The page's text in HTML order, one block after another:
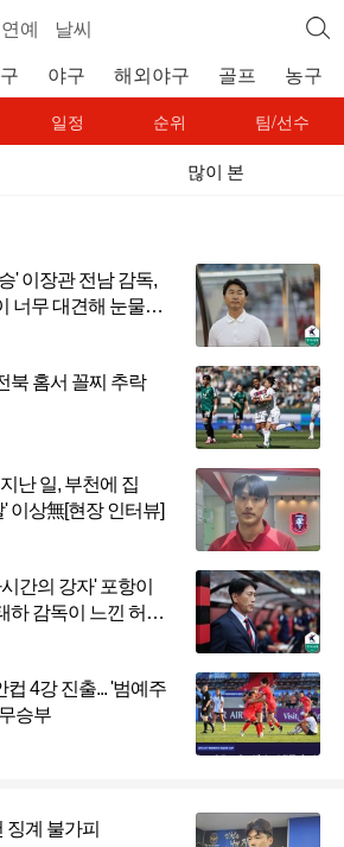
연예 날씨
야구 해외야구 골프 농구
일정 순위 팀/선수
많이 본
' 이장관 전남 감독,
너무 대견해 눈물이
북 홈서 꼴찌 추락
난 일, 부천에 집
이상無[현장 인터뷰]
간의 강자' 포항이
하 감독이 느낀 허탈
하네요"
4강 진출... '범예주
승부
계 불가피